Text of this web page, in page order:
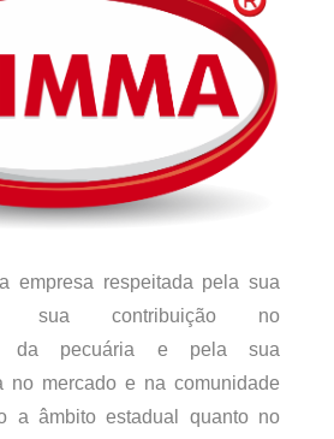
empresa respeitada pela sua
sua contribuição no
da pecuária e pela sua
no mercado e na comunidade
a âmbito estadual quanto no